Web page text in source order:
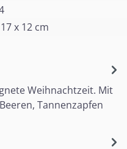
x 12 cm
Weihnachtzeit. Mit
Tannenzapfen